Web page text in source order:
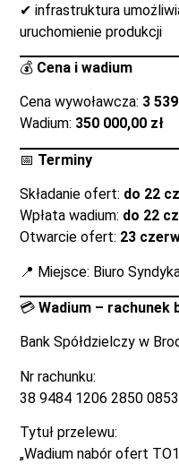
✔ infrastruktura
uruchomienie produkcji
💰 Cena i wadium
Cena wywoławcza: 3
Wadium: 350 000,00 zł
📅 Terminy
Składanie ofert: do 22
Wpłata wadium: do 22
Otwarcie ofert: 23
📍 Miejsce: Biuro
💳Wadium – rachunek
Bank Spółdzielczy w
Nr rachunku:
38 9484 1206 2850
Tytuł przelewu:
„Wadium nabór ofert